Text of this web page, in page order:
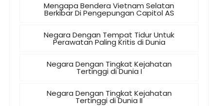
Mengapa Bendera Vietnam Selatan
Berkibar Di Pengepungan Capitol AS
Negara Dengan Tempat Tidur Untuk
Perawatan Paling Kritis di Dunia
Negara Dengan Tingkat Kejahatan
Tertinggi di Dunia I
Negara Dengan Tingkat Kejahatan
Tertinggi di Dunia II